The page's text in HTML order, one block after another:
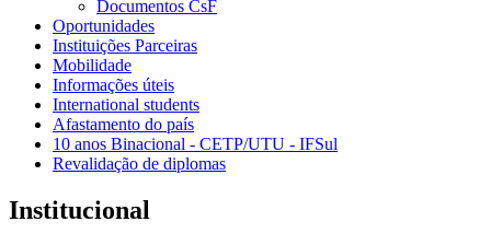
Documentos CsF
Oportunidades
Instituições Parceiras
Mobilidade
Informações úteis
International students
Afastamento do país
10 anos Binacional - CETP/UTU - IFSul
Revalidação de diplomas
Institucional